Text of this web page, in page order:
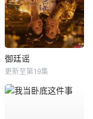
御廷谣
更新至第19集